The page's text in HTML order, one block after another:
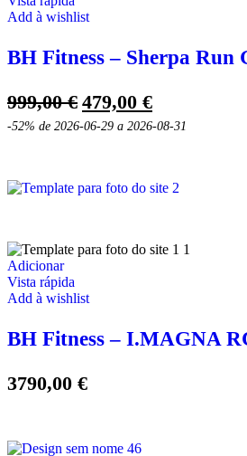
Add à wishlist
BH Fitness – Sherpa Run
999,00€ O
preço
999,00 €.
479,00 €O
preço
479,00 €.
-52% de 2026-06-29 a 2026-08-31
Adicionar
Vista rápida
Add à wishlist
BH Fitness – I.MAGNA
3790,00 €